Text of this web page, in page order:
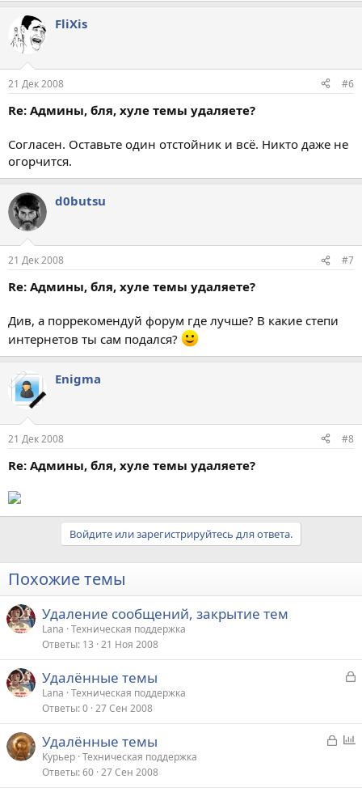
FliXis
21 Дек 2008 #6
Re: Админы, бля, хуле темы удаляете?
Согласен. Оставьте один отстойник и всё. Никто даже не
огорчится.
d0butsu
21 Дек 2008 #7
Re: Админы, бля, хуле темы удаляете?
Див, а поррекомендуй форум где лучше? В какие степи
интернетов ты сам подался?
Enigma
21 Дек 2008 #8
Re: Админы, бля, хуле темы удаляете?
Войдите или зарегистрируйтесь для ответа.
Похожие темы
Удаление сообщений, закрытие тем
Lana Техническая поддержка
Ответы 13 21 Ноя 2008
З
р
Удалённые темы
Lana Техническая поддержка
Ответы 0 27 Сен 2008
З
р
о
Удалённые темы
Курьер Техническая поддержка
Ответы 60 27 Сен 2008